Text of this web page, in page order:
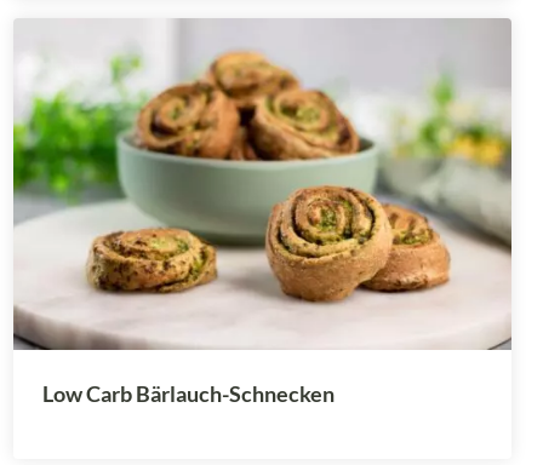
Low Carb Bärlauch-Schnecken